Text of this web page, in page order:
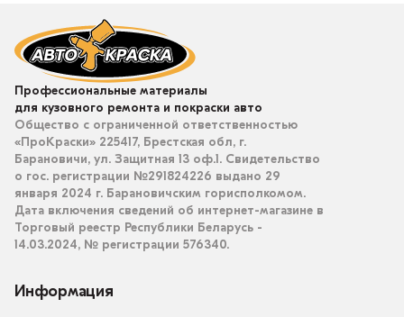
Профессиональные материалы
для кузовного ремонта и покраски авто
Общество с ограниченной ответственностью
«ПроКраски» 225417, Брестская обл, г.
Барановичи, ул. Защитная 13 оф.1. Свидетельство
о гос. регистрации №291824226 выдано 29
января 2024 г. Барановичским горисполкомом.
Дата включения сведений об интернет-магазине в
Торговый реестр Республики Беларусь -
14.03.2024, № регистрации 576340.
Информация